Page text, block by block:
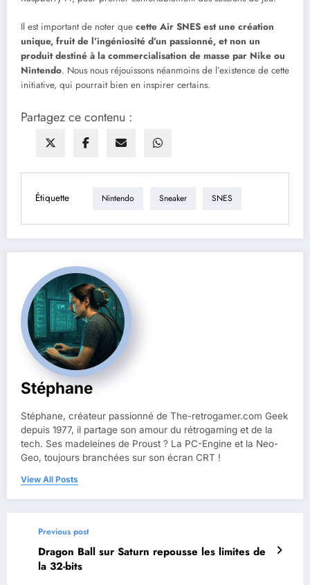
Il est important de noter que cette Air SNES est une création
unique, fruit de l’ingéniosité d’un passionné, et non un
produit destiné à la commercialisation de masse par Nike ou
Nintendo. Nous nous réjouissons néanmoins de l’existence de cette
initiative, qui pourrait bien en inspirer certains.
Partagez ce contenu :
Étiquette Nintendo Sneaker SNES
Stéphane
Stéphane, créateur passionné de The-retrogamer.com Geek
depuis 1977, il partage son amour du rétrogaming et de la
tech. Ses madeleines de Proust ? La PC-Engine et la Neo-
Geo, toujours branchées sur son écran CRT !
View All Posts
Previous post
Dragon Ball sur Saturn repousse les limites de
la 32-bits